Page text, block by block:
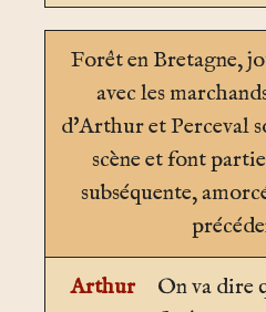
Forêt en Bretagne,
avec les
d'Arthur et Perceval
scène et font
subséquente,
Arthur
On va dire